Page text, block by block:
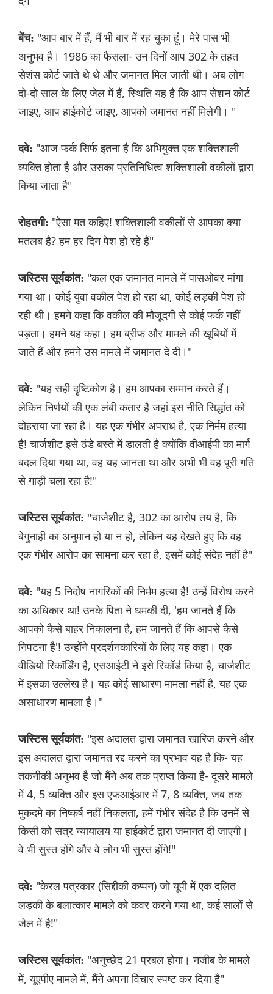
बेंच: "आप बार में हैं, मैं भी बार में रह चुका हूं। मेरे पास भी
अनुभव है। 1986 का फैसला- उन दिनों आप 302 के तहत
सेशंस कोर्ट जाते थे थे और जमानत मिल जाती थी। अब लोग
दो-दो साल के लिए जेल में हैं, स्थिति यह है कि आप सेशन कोर्ट
जाइए, आप हाईकोर्ट जाइए, आपको जमानत नहीं मिलेगी। "
दवे: "आज फर्क सिर्फ इतना है कि अभियुक्त एक शक्तिशाली
व्यक्ति होता है और उसका प्रतिनिधित्व शक्तिशाली वकीलों द्वारा
किया जाता है"
रोहतगी: "ऐसा मत कहिए! शक्तिशाली वकीलों से आपका क्या
मतलब है? हम हर दिन पेश हो रहे हैं"
जस्टिस सूर्यकांत: "कल एक ज़मानत मामले में पासओवर मांगा
गया था। कोई युवा वकील पेश हो रहा था, कोई लड़की पेश हो
रही थी। हमने कहा कि वकील की मौजूदगी से कोई फर्क नहीं
पड़ता। हमने यह कहा। हम ब्रीफ और मामले की खूबियों में
जाते हैं और हमने उस मामले में जमानत दे दी।"
दवे: "यह सही दृष्टिकोण है। हम आपका सम्मान करते हैं।
लेकिन निर्णयों की एक लंबी कतार है जहां इस नीति सिद्धांत को
दोहराया जा रहा है। यह एक गंभीर अपराध है, एक निर्मम हत्या
है! चार्जशीट इसे ठंडे बस्ते में डालती है क्योंकि वीआईपी का मार्ग
बदल दिया गया था, वह यह जानता था और अभी भी वह पूरी गति
से गाड़ी चला रहा है!"
जस्टिस सूर्यकांत: "चार्जशीट है, 302 का आरोप तय है, कि
बेगुनाही का अनुमान हो या न हो, लेकिन यह देखते हुए कि वह
एक गंभीर आरोप का सामना कर रहा है, इसमें कोई संदेह नहीं है"
दवे: "यह 5 निर्दोष नागरिकों की निर्मम हत्या है! उन्हें विरोध करने
का अधिकार था! उनके पिता ने धमकी दी, 'हम जानते हैं कि
आपको कैसे बाहर निकालना है, हम जानते हैं कि आपसे कैसे
निपटना है'! उन्होंने प्रदर्शनकारियों के लिए यह कहा। एक
वीडियो रिकॉर्डिंग है, एसआईटी ने इसे रिकॉर्ड किया है, चार्जशीट
में इसका उल्लेख है। यह कोई साधारण मामला नहीं है, यह एक
असाधारण मामला है।"
जस्टिस सूर्यकांत: "इस अदालत द्वारा जमानत खारिज करने और
इस अदालत द्वारा जमानत रद्द करने का प्रभाव यह है कि- यह
तकनीकी अनुभव है जो मैंने अब तक प्राप्त किया है- दूसरे मामले
में 4, 5 व्यक्ति और इस एफआईआर में 7, 8 व्यक्ति, जब तक
मुकदमे का निष्कर्ष नहीं निकलता, हमें गंभीर संदेह है कि उनमें से
किसी को सत्र न्यायालय या हाईकोर्ट द्वारा जमानत दी जाएगी।
वे भी सुस्त होंगे और वे लोग भी सुस्त होंगे!"
दवे: "केरल पत्रकार (सिद्दीकी कप्पन) जो यूपी में एक दलित
लड़की के बलात्कार मामले को कवर करने गया था, कई सालों से
जेल में है!"
जस्टिस सूर्यकांत: "अनुच्छेद 21 प्रबल होगा। नजीब के मामले
में, यूएपीए मामले में, मैंने अपना विचार स्पष्ट कर दिया है"